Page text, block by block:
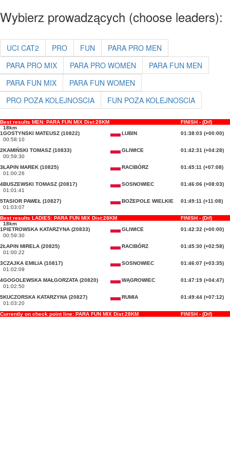
Wybierz prowadzących (choose leaders):
UCI CAT2 PRO FUN
PARA PRO MEN
PARA PRO MIX
PARA PRO WOMEN
PARA FUN MEN
PARA FUN MIX
PARA FUN WOMEN
PRO POZA KOLEJNOSCIA
FUN POZA KOLEJNOSCIA
Best results MEN: PARA FUN MIX Dist:28KM
FINISH - (Dif)
18km
1GOSTYNSKI MATEUSZ (10822) LUBIN
01:38:03 (+00:00)
00:58:10
2KAMIŃSKI TOMASZ (10833) GLIWICE
01:42:31 (+04:28)
00:59:30
3ŁAPIN MAREK (10825) RACIBÓRZ
01:45:11 (+07:08)
01:00:26
4BUSZEWSKI TOMASZ (20817) SOSNOWIEC
01:46:06 (+08:03)
01:01:41
5TASIOR PAWEŁ (10827) BOŻEPOLE WIELKIE
01:49:11 (+11:08)
01:03:07
Best results LADIES: PARA FUN MIX Dist:28KM
FINISH - (Dif)
18km
1PIETROWSKA KATARZYNA (20833) GLIWICE
01:42:32 (+00:00)
00:59:30
2ŁAPIN MIRELA (20825) RACIBÓRZ
01:45:30 (+02:58)
01:00:22
3CZAJKA EMILIA (10817) SOSNOWIEC
01:46:07 (+03:35)
01:02:09
4GOGOLEWSKA MAŁGORZATA (20820) WĄGROWIEC
01:47:19 (+04:47)
01:02:50
5KUCZORSKA KATARZYNA (20827) RUMIA
01:49:44 (+07:12)
01:03:20
Currently on check point line: PARA FUN MIX Dist:28KM
FINISH - (Dif)